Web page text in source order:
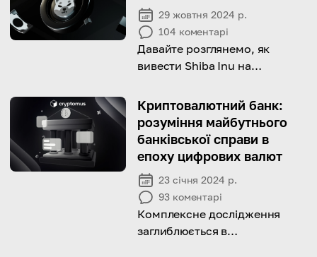
29 жовтня 2024 р.
104 коментарі
Давайте розглянемо, як
вивести Shiba Inu на
фактори ви повинні
враховувати при цьому!
Криптовалютний банк:
розуміння майбутнього
банківської справи в
епоху цифрових валют
23 січня 2024 р.
93 коментарі
Комплексне дослідження
заглиблюється в